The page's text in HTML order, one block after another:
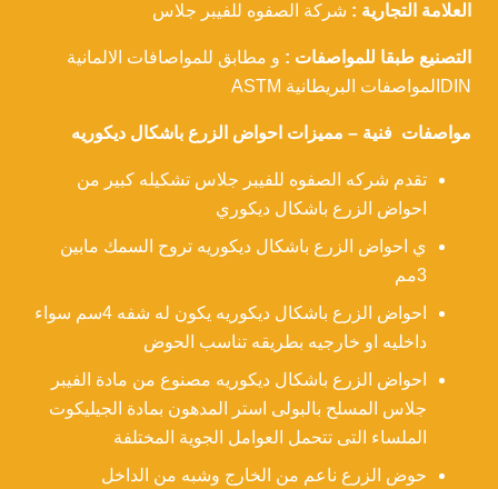
العلامة التجارية : شركة الصفوه للفيبر جلاس
التصنيع طبقا للمواصفات : و مطابق للمواصافات الالمانية
DINالمواصفات البريطانية ASTM
مواصفات فنية – مميزات احواض الزرع باشكال ديكوريه
تقدم شركه الصفوه للفيبر جلاس تشكيله كبير من
احواض الزرع باشكال ديكوري
ي احواض الزرع باشكال ديكوريه تروح السمك مابين
3مم
احواض الزرع باشكال ديكوريه يكون له شفه 4سم سواء
داخليه او خارجيه بطريقه تناسب الحوض
احواض الزرع باشكال ديكوريه مصنوع من مادة الفيبر
جلاس المسلح بالبولى استر المدهون بمادة الجيليكوت
الملساء التى تتحمل العوامل الجوية المختلفة
حوض الزرع ناعم من الخارج وشبه من الداخل